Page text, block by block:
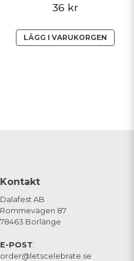
36 kr
LÄGG I VARUKORGEN
Kontakt
Dalafest AB
Rommevägen 87
78463 Borlänge
E-POST:
order@letscelebrate.se